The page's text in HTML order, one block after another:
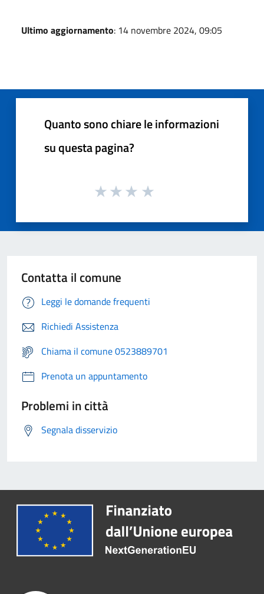
Ultimo aggiornamento: 14 novembre 2024, 09:05
Quanto sono chiare le informazioni
su questa pagina?
Contatta il comune
Leggi le domande frequenti
Richiedi Assistenza
Chiama il comune 0523889701
Prenota un appuntamento
Problemi in città
Segnala disservizio